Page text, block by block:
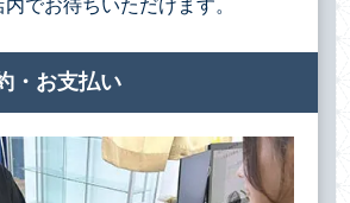
でお待ちいただけます。
・お支払い